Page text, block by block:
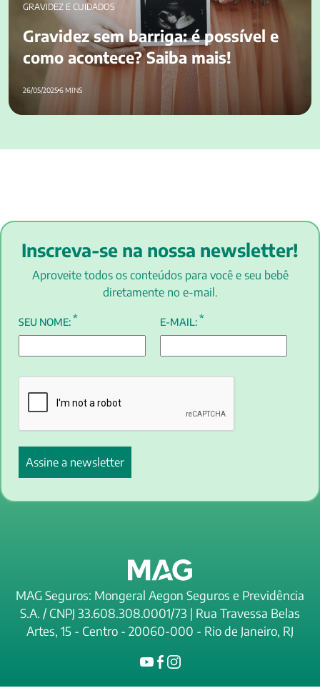
GRAVIDEZ E CUIDADOS
Gravidez sem barriga: é possível e
como acontece? Saiba mais!
26/05/20256 MINS
Inscreva-se na nossa newsletter!
Aproveite todos os conteúdos para você e seu bebê
diretamente no e-mail.
SEU NOME:* E-MAIL:*
MAG Seguros: Mongeral Aegon Seguros e Previdência
S.A. / CNPJ 33.608.308.0001/73 | Rua Travessa Belas
Artes, 15 - Centro - 20060-000 - Rio de Janeiro, RJ